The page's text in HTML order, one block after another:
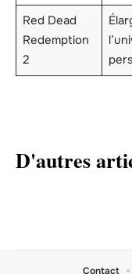
Red Dead
Redemption
2
D'autres
Contact